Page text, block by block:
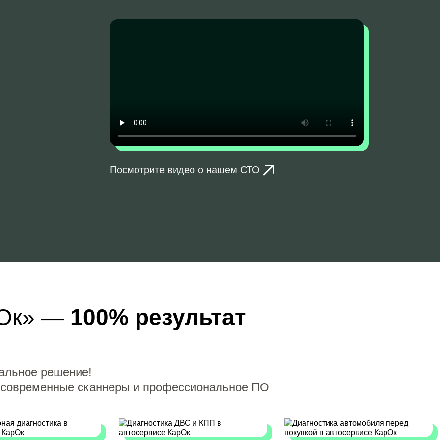
Посмотрите видео о нашем СТО
— 100% результат
решение!
сканнеры и профессиональное ПО